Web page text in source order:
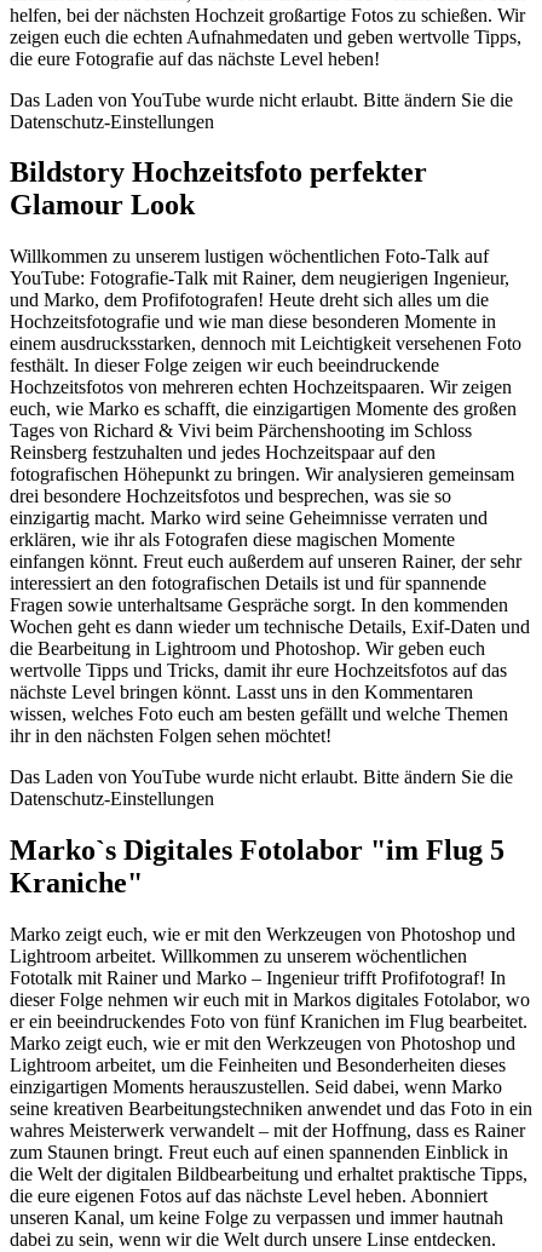
helfen, bei der nächsten Hochzeit großartige Fotos zu schießen. Wir
zeigen euch die echten Aufnahmedaten und geben wertvolle Tipps,
die eure Fotografie auf das nächste Level heben!
Das Laden von YouTube wurde nicht erlaubt. Bitte ändern Sie die
Datenschutz-Einstellungen
Bildstory Hochzeitsfoto perfekter
Glamour Look
Willkommen zu unserem lustigen wöchentlichen Foto-Talk auf
YouTube: Fotografie-Talk mit Rainer, dem neugierigen Ingenieur,
und Marko, dem Profifotografen! Heute dreht sich alles um die
Hochzeitsfotografie und wie man diese besonderen Momente in
einem ausdrucksstarken, dennoch mit Leichtigkeit versehenen Foto
festhält. In dieser Folge zeigen wir euch beeindruckende
Hochzeitsfotos von mehreren echten Hochzeitspaaren. Wir zeigen
euch, wie Marko es schafft, die einzigartigen Momente des großen
Tages von Richard & Vivi beim Pärchenshooting im Schloss
Reinsberg festzuhalten und jedes Hochzeitspaar auf den
fotografischen Höhepunkt zu bringen. Wir analysieren gemeinsam
drei besondere Hochzeitsfotos und besprechen, was sie so
einzigartig macht. Marko wird seine Geheimnisse verraten und
erklären, wie ihr als Fotografen diese magischen Momente
einfangen könnt. Freut euch außerdem auf unseren Rainer, der sehr
interessiert an den fotografischen Details ist und für spannende
Fragen sowie unterhaltsame Gespräche sorgt. In den kommenden
Wochen geht es dann wieder um technische Details, Exif-Daten und
die Bearbeitung in Lightroom und Photoshop. Wir geben euch
wertvolle Tipps und Tricks, damit ihr eure Hochzeitsfotos auf das
nächste Level bringen könnt. Lasst uns in den Kommentaren
wissen, welches Foto euch am besten gefällt und welche Themen
ihr in den nächsten Folgen sehen möchtet!
Das Laden von YouTube wurde nicht erlaubt. Bitte ändern Sie die
Datenschutz-Einstellungen
Marko`s Digitales Fotolabor "im Flug 5
Kraniche"
Marko zeigt euch, wie er mit den Werkzeugen von Photoshop und
Lightroom arbeitet. Willkommen zu unserem wöchentlichen
Fototalk mit Rainer und Marko – Ingenieur trifft Profifotograf! In
dieser Folge nehmen wir euch mit in Markos digitales Fotolabor, wo
er ein beeindruckendes Foto von fünf Kranichen im Flug bearbeitet.
Marko zeigt euch, wie er mit den Werkzeugen von Photoshop und
Lightroom arbeitet, um die Feinheiten und Besonderheiten dieses
einzigartigen Moments herauszustellen. Seid dabei, wenn Marko
seine kreativen Bearbeitungstechniken anwendet und das Foto in ein
wahres Meisterwerk verwandelt – mit der Hoffnung, dass es Rainer
zum Staunen bringt. Freut euch auf einen spannenden Einblick in
die Welt der digitalen Bildbearbeitung und erhaltet praktische Tipps,
die eure eigenen Fotos auf das nächste Level heben. Abonniert
unseren Kanal, um keine Folge zu verpassen und immer hautnah
dabei zu sein, wenn wir die Welt durch unsere Linse entdecken.